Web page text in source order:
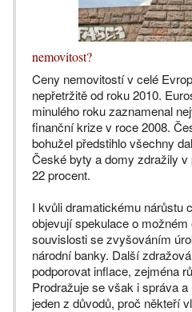
nemovitost?
Ceny nemovitostí v celé
nepřetržitě od roku 2010.
minulého roku zaznamenal
finanční krize v roce 2008.
bohužel předstihlo všechny
České byty a domy zdražily v
22 procent.
I kvůli dramatickému nárůstu
objevují spekulace o
souvislosti se zvyšováním
národní banky. Další
podporovat inflace, zejména
Prodražuje se však i správa
jeden z důvodů, proč někteří